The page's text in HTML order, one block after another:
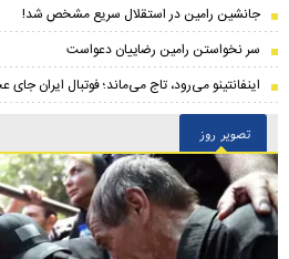
جانشین رامین در استقلال سریع مشخص شد!
سر نخواستن رامین رضاییان دعواست
اینفانتینو می‌رود، تاج می‌ماند؛ فوتبال ایران
تصویر روز